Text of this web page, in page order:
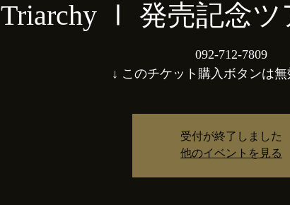
Triarchy Ⅰ 発売記念ツ
092-712-7809
↓ このチケット購入ボタンは無
受付が終了しました
他のイベントを見る